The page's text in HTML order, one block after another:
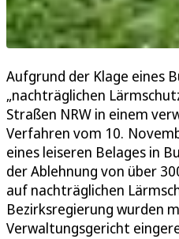
Aufgrund der Klage eines
„nachträglichen
Straßen NRW in einem
Verfahren vom 10.
eines leiseren Belages in
der Ablehnung von über
auf nachträglichen
Bezirksregierung wurden
Verwaltungsgericht